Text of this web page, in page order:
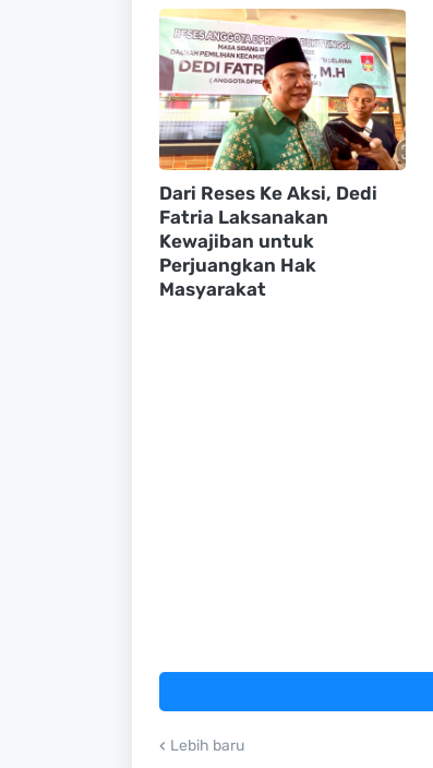
Dari Reses Ke Aksi, Dedi
Fatria Laksanakan
Kewajiban untuk
Perjuangkan Hak
Masyarakat
Lebih baru